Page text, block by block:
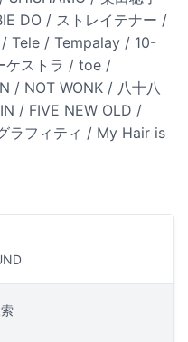
DO / ストレイテナー /
Tele / Tempalay / 10-
ケストラ / toe /
/ NOT WONK / 八十八
/ FIVE NEW OLD /
ラフィティ / My Hair is